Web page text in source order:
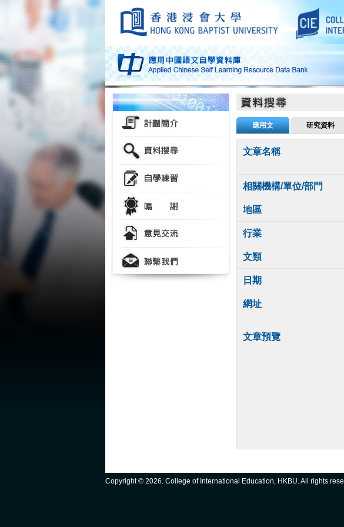
應用文 研究資料
文章名稱
相關機構/單位/部門
地區
行業
文類
日期
網址
文章預覽
Copyright © 2026. College of International Education, HKBU. All rights